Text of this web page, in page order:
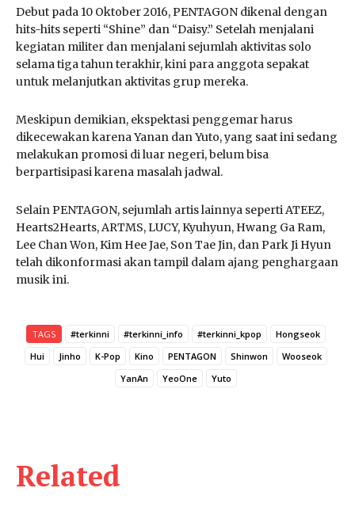
Debut pada 10 Oktober 2016, PENTAGON dikenal dengan
hits-hits seperti “Shine” dan “Daisy.” Setelah menjalani
kegiatan militer dan menjalani sejumlah aktivitas solo
selama tiga tahun terakhir, kini para anggota sepakat
untuk melanjutkan aktivitas grup mereka.
Meskipun demikian, ekspektasi penggemar harus
dikecewakan karena Yanan dan Yuto, yang saat ini sedang
melakukan promosi di luar negeri, belum bisa
berpartisipasi karena masalah jadwal.
Selain PENTAGON, sejumlah artis lainnya seperti ATEEZ,
Hearts2Hearts, ARTMS, LUCY, Kyuhyun, Hwang Ga Ram,
Lee Chan Won, Kim Hee Jae, Son Tae Jin, dan Park Ji Hyun
telah dikonformasi akan tampil dalam ajang penghargaan
musik ini.
TAGS #terkinni #terkinni_info #terkinni_kpop
Hongseok
Hui
Jinho K-Pop Kino PENTAGON Shinwon
Wooseok
YanAn
YeoOne Yuto
Related